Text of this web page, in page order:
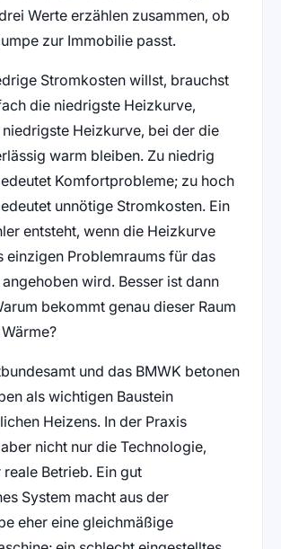
Werte erzählen zusammen, ob
zur Immobilie passt.
Stromkosten willst, brauchst
die niedrigste Heizkurve,
Heizkurve, bei der die
warm bleiben. Zu niedrig
Komfortprobleme; zu hoch
unnötige Stromkosten. Ein
entsteht, wenn die Heizkurve
einzigen Problemraums für das
wird. Besser ist dann
bekommt genau dieser Raum
und das BMWK betonen
als wichtigen Baustein
Heizens. In der Praxis
nicht nur die Technologie,
Betrieb. Ein gut
System macht aus der
eher eine gleichmäßige